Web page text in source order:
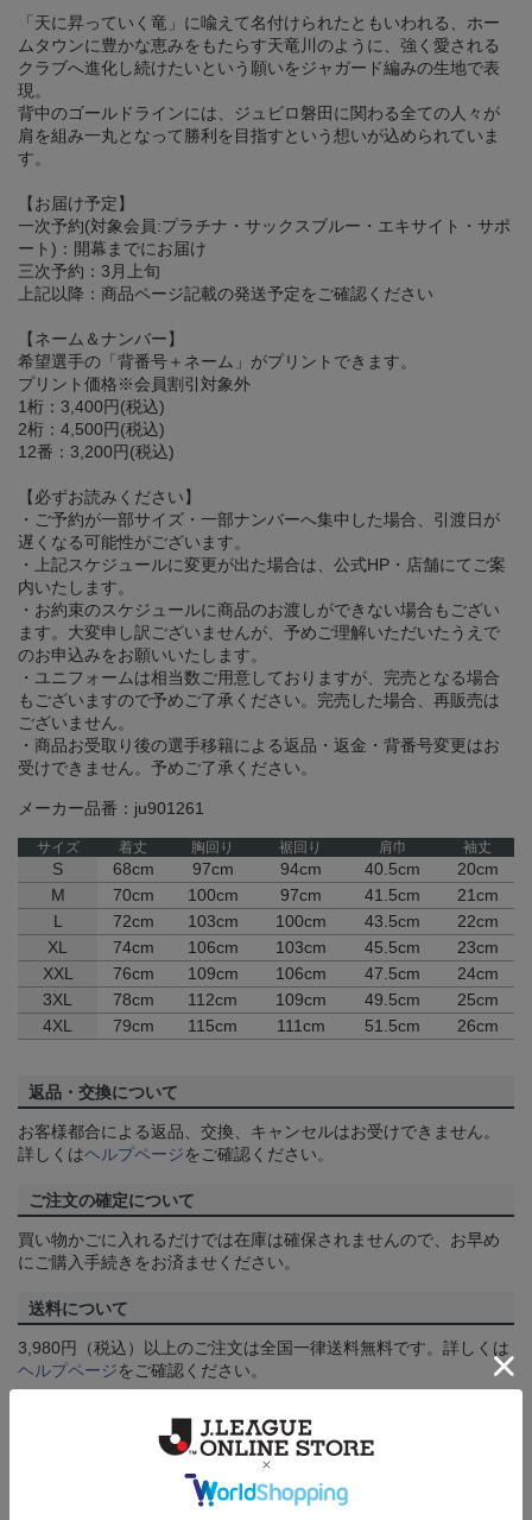
「天に昇っていく竜」に喩えて名付けられたともいわれる、ホー
ムタウンに豊かな恵みをもたらす天竜川のように、強く愛される
クラブへ進化し続けたいという願いをジャガード編みの生地で表
現。
背中のゴールドラインには、ジュビロ磐田に関わる全ての人々が
肩を組み一丸となって勝利を目指すという想いが込められていま
す。
【お届け予定】
一次予約(対象会員:プラチナ・サックスブルー・エキサイト・サポ
ート)：開幕までにお届け
三次予約：3月上旬
上記以降：商品ページ記載の発送予定をご確認ください
【ネーム＆ナンバー】
希望選手の「背番号＋ネーム」がプリントできます。
プリント価格※会員割引対象外
1桁：3,400円(税込)
2桁：4,500円(税込)
12番：3,200円(税込)
【必ずお読みください】
・ご予約が一部サイズ・一部ナンバーへ集中した場合、引渡日が
遅くなる可能性がございます。
・上記スケジュールに変更が出た場合は、公式HP・店舗にてご案
内いたします。
・お約束のスケジュールに商品のお渡しができない場合もござい
ます。大変申し訳ございませんが、予めご理解いただいたうえで
のお申込みをお願いいたします。
・ユニフォームは相当数ご用意しておりますが、完売となる場合
もございますので予めご了承ください。完売した場合、再販売は
ございません。
・商品お受取り後の選手移籍による返品・返金・背番号変更はお
受けできません。予めご了承ください。
メーカー品番：ju901261
サイズ 着丈 胸回り 裾回り 肩巾 袖丈
S 68cm 97cm 94cm 40.5cm
20cm
M
70cm 100cm 97cm 41.5cm
21cm
L
72cm 103cm 100cm 43.5cm
22cm
XL
74cm 106cm 103cm 45.5cm
23cm
XXL
76cm 109cm 106cm 47.5cm
24cm
3XL
78cm 112cm 109cm 49.5cm
25cm
4XL
79cm 115cm 111cm 51.5cm 26cm
返品・交換について
お客様都合による返品、交換、キャンセルはお受けできません。
詳しくはヘルプページをご確認ください。
ご注文の確定について
買い物かごに入れるだけでは在庫は確保されませんので、お早め
にご購入手続きをお済ませください。
送料について
3,980円（税込）以上のご注文は全国一律送料無料です。詳しくは
ヘルプページをご確認ください。
一部商品はメール便でのお届けとなる場合がございます。詳しく
をご確認ください。